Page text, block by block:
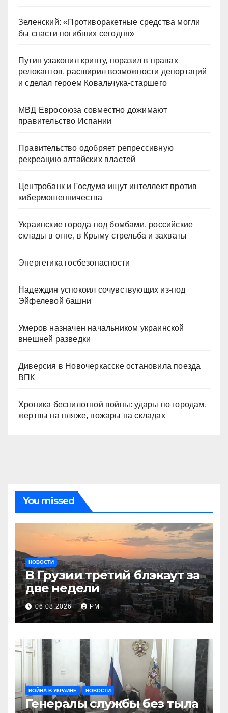
Зеленский: «Противоракетные средства могли
бы спасти погибших сегодня»
Путин узаконил крипту, поразил в правах
релокантов, расширил возможности депортаций
и сделал героем Ковальчука-старшего
МВД Евросоюза совместно дожимают
правительство Испании
Правительство одобряет репрессивную
рекреацию алтайских властей
Центробанк и Госдума ищут интеллект против
кибермошенничества
Украинские города под бомбами, российские
склады в огне, в Крыму стрельба и захваты
Энергетика госбезопасности
Надеждин успокоил сочувствующих из-под
Эйфелевой башни
Умеров назначен начальником украинской
внешней разведки
Диверсия в Новочеркасске остановила поезда
ВПК
Хроника беспилотной войны: удары по городам,
жертвы на пляже, пожары на складах
You missed
НОВОСТИ
В Грузии третий блэкаут за
две недели
06.08.2026 РМ
ВОЙНА В УКРАИНЕ НОВОСТИ
Генералы службы без тыла